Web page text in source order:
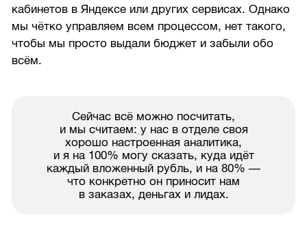
кабинетов в Яндексе или других сервисах. Однако
мы чётко управляем всем процессом, нет такого,
чтобы мы просто выдали бюджет и забыли обо
всём.
Сейчас всё можно посчитать,
и мы считаем: у нас в отделе своя
хорошо настроенная аналитика,
и я на 100% могу сказать, куда идёт
каждый вложенный рубль, и на 80% —
что конкретно он приносит нам
в заказах, деньгах и лидах.